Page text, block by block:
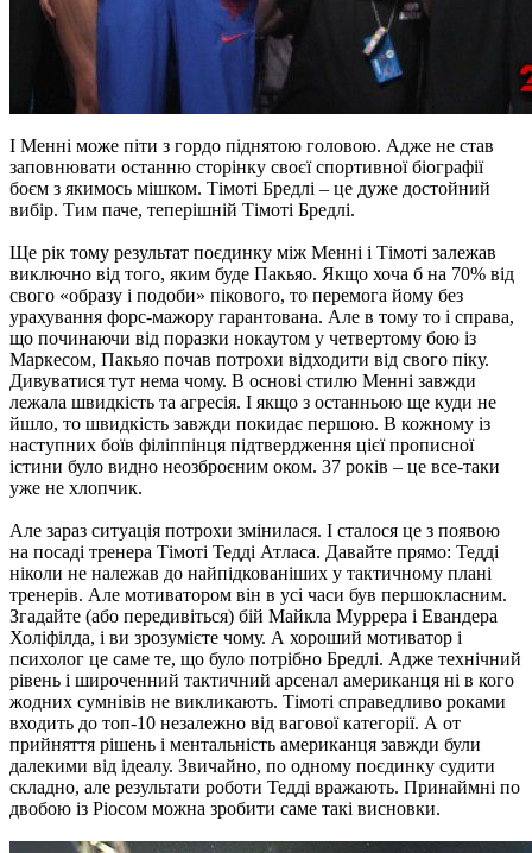
І Менні може піти з гордо піднятою головою. Адже не став
заповнювати останню сторінку своєї спортивної біографії
боєм з якимось мішком. Тімоті Бредлі – це дуже достойний
вибір. Тим паче, теперішній Тімоті Бредлі.
Ще рік тому результат поєдинку між Менні і Тімоті залежав
виключно від того, яким буде Пакьяо. Якщо хоча б на 70% від
свого «образу і подоби» пікового, то перемога йому без
урахування форс-мажору гарантована. Але в тому то і справа,
що починаючи від поразки нокаутом у четвертому бою із
Маркесом, Пакьяо почав потрохи відходити від свого піку.
Дивуватися тут нема чому. В основі стилю Менні завжди
лежала швидкість та агресія. І якщо з останньою ще куди не
йшло, то швидкість завжди покидає першою. В кожному із
наступних боїв філіппінця підтвердження цієї прописної
істини було видно неозброєним оком. 37 років – це все-таки
уже не хлопчик.
Але зараз ситуація потрохи змінилася. І сталося це з появою
на посаді тренера Тімоті Тедді Атласа. Давайте прямо: Тедді
ніколи не належав до найпідкованіших у тактичному плані
тренерів. Але мотиватором він в усі часи був першокласним.
Згадайте (або передивіться) бій Майкла Муррера і Евандера
Холіфілда, і ви зрозумієте чому. А хороший мотиватор і
психолог це саме те, що було потрібно Бредлі. Адже технічний
рівень і широченний тактичний арсенал американця ні в кого
жодних сумнівів не викликають. Тімоті справедливо роками
входить до топ-10 незалежно від вагової категорії. А от
прийняття рішень і ментальність американця завжди були
далекими від ідеалу. Звичайно, по одному поєдинку судити
складно, але результати роботи Тедді вражають. Принаймні по
двобою із Ріосом можна зробити саме такі висновки.